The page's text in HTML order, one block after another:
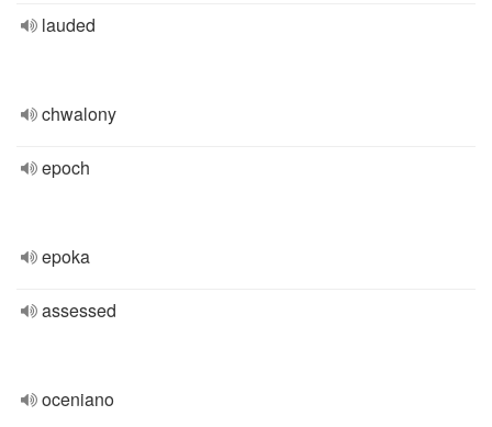
lauded
chwalony
epoch
epoka
assessed
oceniano